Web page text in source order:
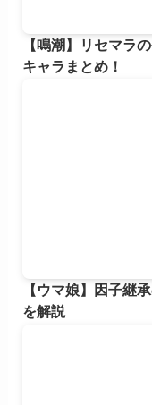
【鳴潮】リセマラ
キャラまとめ！
【ウマ娘】因子継
を解説